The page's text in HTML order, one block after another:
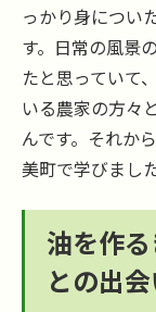
っかり身につい
す。日常の風景
たと思っていて
いる農家の方々
んです。それか
美町で学びまし
油を作
との出